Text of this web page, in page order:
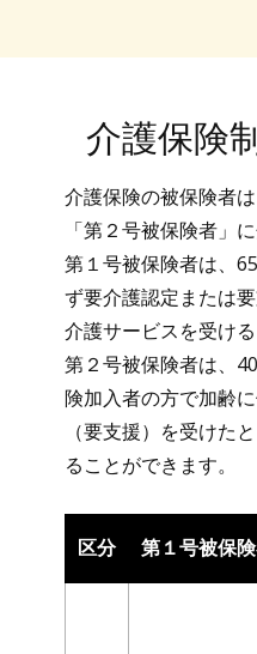
介護保険
介護保険の被保険者
「第２号被保険者」
第１号被保険者は、
ず要介護認定または
介護サービスを受ける
第２号被保険者は、
険加入者の方で加齢
（要支援）を受けた
ることができます。
区分 第１号被保